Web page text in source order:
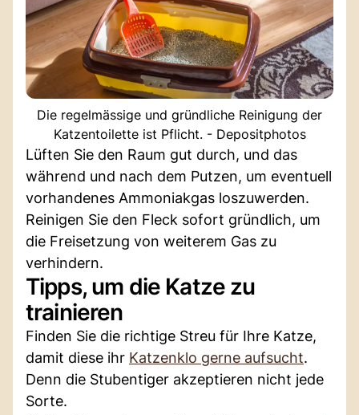
Die regelmässige und gründliche Reinigung der
Katzentoilette ist Pflicht. - Depositphotos
Lüften Sie den Raum gut durch, und das
während und nach dem Putzen, um eventuell
vorhandenes Ammoniakgas loszuwerden.
Reinigen Sie den Fleck sofort gründlich, um
die Freisetzung von weiterem Gas zu
verhindern.
Tipps, um die Katze zu
trainieren
Finden Sie die richtige Streu für Ihre Katze,
damit diese ihr Katzenklo gerne aufsucht.
Denn die Stubentiger akzeptieren nicht jede
Sorte.